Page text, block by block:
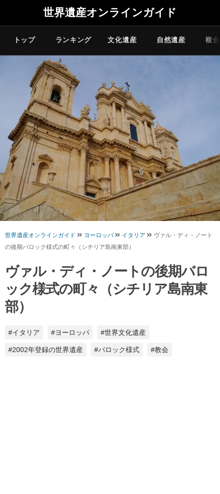
世界遺産オンラインガイド
トップ ランキング 文化遺産 自然遺産 複
世界遺産オンラインガイド ヨーロッパ イタリア
ヴァル・ディ・ノート
の後期バロック様式の町々（シチリア島南東部）
ヴァル・ディ・ノートの後期バロ
ック様式の町々（シチリア島南東
部）
#イタリア #ヨーロッパ #世界文化遺産
#2002年登録の世界遺産 #バロック様式 #教会